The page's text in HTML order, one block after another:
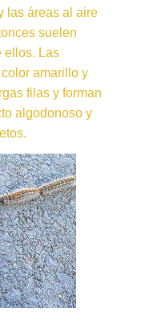
las áreas al aire
suelen
ellos. Las
amarillo y
filas y forman
algodonoso y